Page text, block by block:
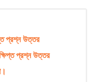
প্রশ্ন উত্তর
প্রশ্ন উত্তর